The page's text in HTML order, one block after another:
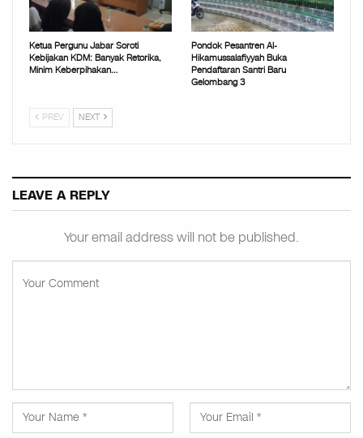
Ketua Pergunu Jabar Soroti
Kebijakan KDM: Banyak Retorika,
Minim Keberpihakan…
Pondok Pesantren Al-
Hikamussalafiyyah Buka
Pendaftaran Santri Baru
Gelombang 3
PREV NEXT
LEAVE A REPLY
Your email address will not be published.